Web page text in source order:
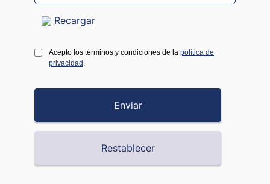
Recargar
Acepto los términos y condiciones de la política de
privacidad.